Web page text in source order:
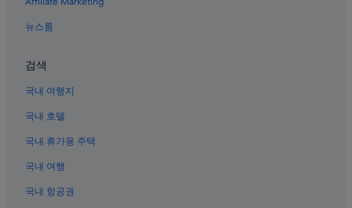
히로시마 근처 호텔
다케하라시 호텔
세라정의 게스트하우스
다케하라 역 근처 호텔
세라 호텔
오쿠노시마 섬의 수영장이 있는 호텔
다케하라 타다노우미 역 근처 호텔
뉴스룸
검색
국내 여행지
국내 호텔
국내 휴가용 주택
국내 여행
국내 항공권